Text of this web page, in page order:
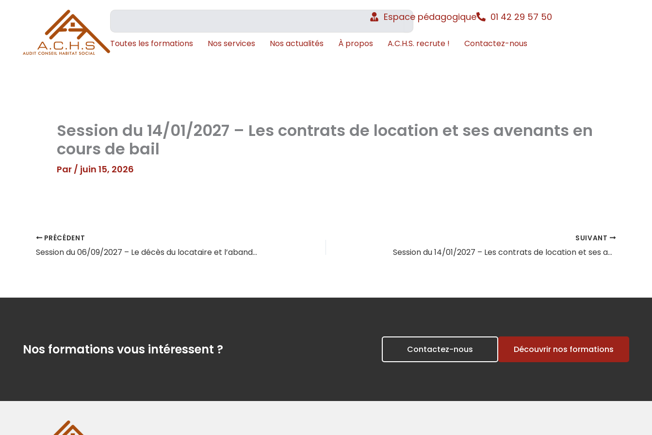
Rechercher Espace pédagogique 01 42 29 57 50
Toutes les formations Nos services Nos actualités À propos A.C.H.S. recrute ! Contactez-nous
Session du 14/01/2027 – Les contrats de location et ses avenants en
cours de bail
Par / juin 15, 2026
PRÉCÉDENT
Session du 06/09/2027 – Le décès du locataire et l’abandon du logement
SUIVANT
Session du 14/01/2027 – Les contrats de location et ses avenants en cours de bail
Nos formations vous intéressent ? Contactez-nous Découvrir nos formations